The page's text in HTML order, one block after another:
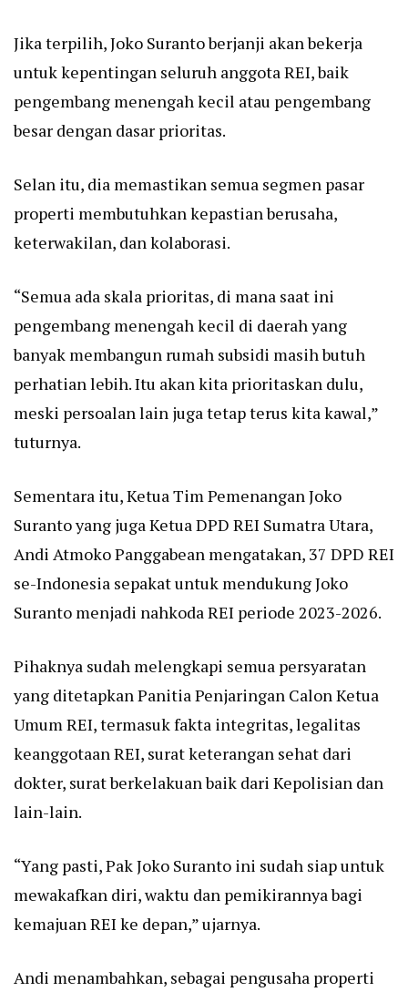
Jika terpilih, Joko Suranto berjanji akan bekerja
untuk kepentingan seluruh anggota REI, baik
pengembang menengah kecil atau pengembang
besar dengan dasar prioritas.
Selan itu, dia memastikan semua segmen pasar
properti membutuhkan kepastian berusaha,
keterwakilan, dan kolaborasi.
“Semua ada skala prioritas, di mana saat ini
pengembang menengah kecil di daerah yang
banyak membangun rumah subsidi masih butuh
perhatian lebih. Itu akan kita prioritaskan dulu,
meski persoalan lain juga tetap terus kita kawal,”
tuturnya.
Sementara itu, Ketua Tim Pemenangan Joko
Suranto yang juga Ketua DPD REI Sumatra Utara,
Andi Atmoko Panggabean mengatakan, 37 DPD REI
se-Indonesia sepakat untuk mendukung Joko
Suranto menjadi nahkoda REI periode 2023-2026.
Pihaknya sudah melengkapi semua persyaratan
yang ditetapkan Panitia Penjaringan Calon Ketua
Umum REI, termasuk fakta integritas, legalitas
keanggotaan REI, surat keterangan sehat dari
dokter, surat berkelakuan baik dari Kepolisian dan
lain-lain.
“Yang pasti, Pak Joko Suranto ini sudah siap untuk
mewakafkan diri, waktu dan pemikirannya bagi
kemajuan REI ke depan,” ujarnya.
Andi menambahkan, sebagai pengusaha properti